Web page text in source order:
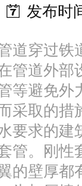
发布时
道穿过铁
管道外部
等避免外
采取的措
要求的建
管。刚性
的壁厚都